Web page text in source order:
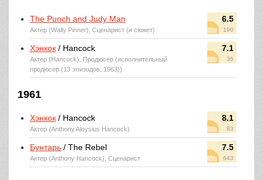
6.5
190
The Punch and Judy Man
Актер (Wally Pinner), Сценарист (и сюжет)
7.1
35
Хэнкок / Hancock
Актер (Hancock), Продюсер (исполнительный
продюсер (13 эпизодов, 1963))
1961
8.1
83
Хэнкок / Hancock
Актер (Anthony Aloysius Hancock)
7.5
643
Бунтарь / The Rebel
Актер (Anthony Hancock), Сценарист